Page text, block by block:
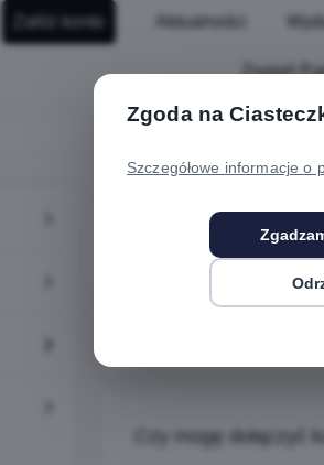
Załóż konto Aktualności
Zostań
Konto
Czy niepełnoletnie
Czy mogę dołączyć
Zgoda na
Szczegółowe informacje o